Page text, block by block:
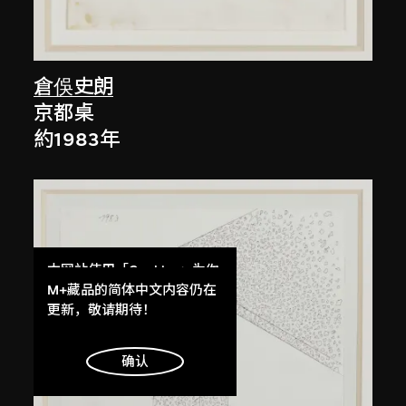
倉俁史朗
京都桌
約1983年
本网站使用「Cookies」为你
提供最好的网站体验。
了解更多
明白
M+藏品的简体中文内容仍在
更新，敬请期待！
确认